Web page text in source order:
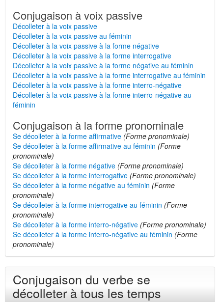
Conjugaison à voix passive
Décolleter à la voix passive
Décolleter à la voix passive au féminin
Décolleter à la voix passive à la forme négative
Décolleter à la voix passive à la forme interrogative
Décolleter à la voix passive à la forme négative au féminin
Décolleter à la voix passive à la forme interrogative au féminin
Décolleter à la voix passive à la forme interro-négative
Décolleter à la voix passive à la forme interro-négative au
féminin
Conjugaison à la forme pronominale
Se décolleter à la forme affirmative (Forme pronominale)
Se décolleter à la forme affirmative au féminin (Forme
pronominale)
Se décolleter à la forme négative (Forme pronominale)
Se décolleter à la forme interrogative (Forme pronominale)
Se décolleter à la forme négative au féminin (Forme
pronominale)
Se décolleter à la forme interrogative au féminin (Forme
pronominale)
Se décolleter à la forme interro-négative (Forme pronominale)
Se décolleter à la forme interro-négative au féminin (Forme
pronominale)
Conjugaison du verbe se
décolleter à tous les temps